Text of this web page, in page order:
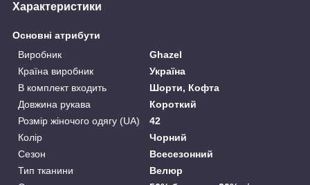
Характеристики
Основні атрибути
Виробник
Ghazel
Країна виробник
Україна
В комплект входить
Шорти, Кофта
Довжина рукава
Короткий
Розмір жіночого одягу (UA)
42
Колір
Чорний
Сезон
Всесезонний
Тип тканини
Велюр